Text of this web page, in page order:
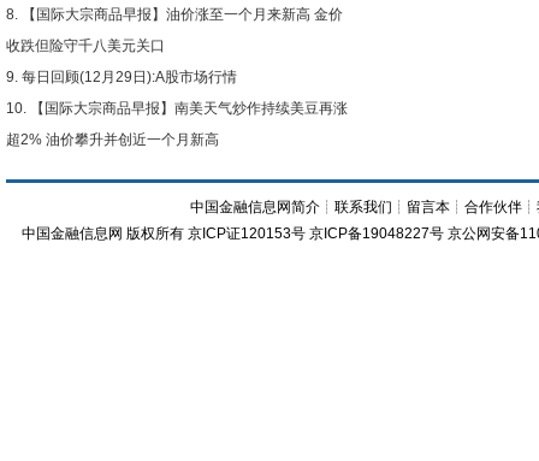
【国际大宗商品早报】油价涨至一个月来新高 金价
收跌但险守千八美元关口
每日回顾(12月29日):A股市场行情
【国际大宗商品早报】南美天气炒作持续美豆再涨
超2% 油价攀升并创近一个月新高
中国金融信息网简介 ┊联系我们 ┊ 留言本 ┊合作伙伴 ┊
中国金融信息网 版权所有 京ICP证120153号 京ICP备19048227号 京公网安备